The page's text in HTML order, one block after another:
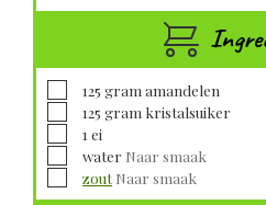
▢
125 gram amandelen
▢
125 gram kristalsuiker
▢1 ei
▢
water Naar smaak
▢
zout Naar smaak